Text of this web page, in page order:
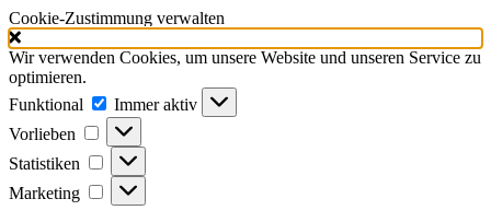
Cookie-Zustimmung verwalten
Wir verwenden Cookies, um unsere Website und unseren Service zu
optimieren.
Funktional
Funktional
Immer aktiv
Vorlieben
Vorlieben
Statistiken Statistiken
Marketing Marketing